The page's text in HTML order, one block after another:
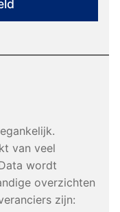
van veel
wordt
overzichten
zijn: